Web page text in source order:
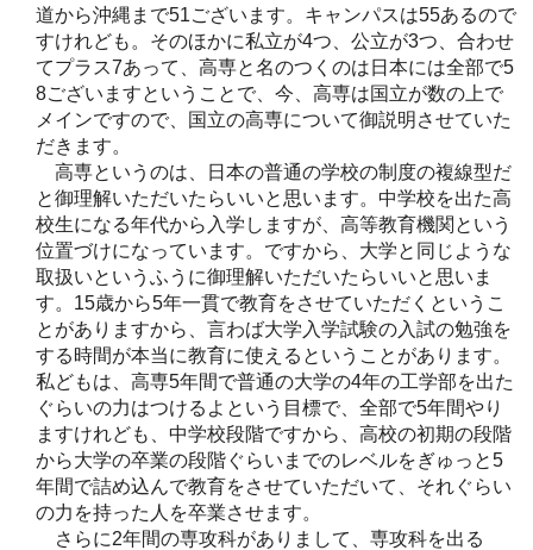
道から沖縄まで51ございます。キャンパスは55あるので
すけれども。そのほかに私立が4つ、公立が3つ、合わせ
てプラス7あって、高専と名のつくのは日本には全部で5
8ございますということで、今、高専は国立が数の上で
メインですので、国立の高専について御説明させていた
だきます。
高専というのは、日本の普通の学校の制度の複線型だ
と御理解いただいたらいいと思います。中学校を出た高
校生になる年代から入学しますが、高等教育機関という
位置づけになっています。ですから、大学と同じような
取扱いというふうに御理解いただいたらいいと思いま
す。15歳から5年一貫で教育をさせていただくというこ
とがありますから、言わば大学入学試験の入試の勉強を
する時間が本当に教育に使えるということがあります。
私どもは、高専5年間で普通の大学の4年の工学部を出た
ぐらいの力はつけるよという目標で、全部で5年間やり
ますけれども、中学校段階ですから、高校の初期の段階
から大学の卒業の段階ぐらいまでのレベルをぎゅっと5
年間で詰め込んで教育をさせていただいて、それぐらい
の力を持った人を卒業させます。
さらに2年間の専攻科がありまして、専攻科を出る